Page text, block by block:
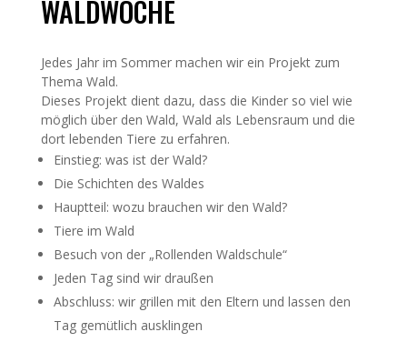
WALDWOCHE
Jedes Jahr im Sommer machen wir ein Projekt zum
Thema Wald.
Dieses Projekt dient dazu, dass die Kinder so viel wie
möglich über den Wald, Wald als Lebensraum und die
dort lebenden Tiere zu erfahren.
Einstieg: was ist der Wald?
Die Schichten des Waldes
Hauptteil: wozu brauchen wir den Wald?
Tiere im Wald
Besuch von der „Rollenden Waldschule“
Jeden Tag sind wir draußen
Abschluss: wir grillen mit den Eltern und lassen den
Tag gemütlich ausklingen